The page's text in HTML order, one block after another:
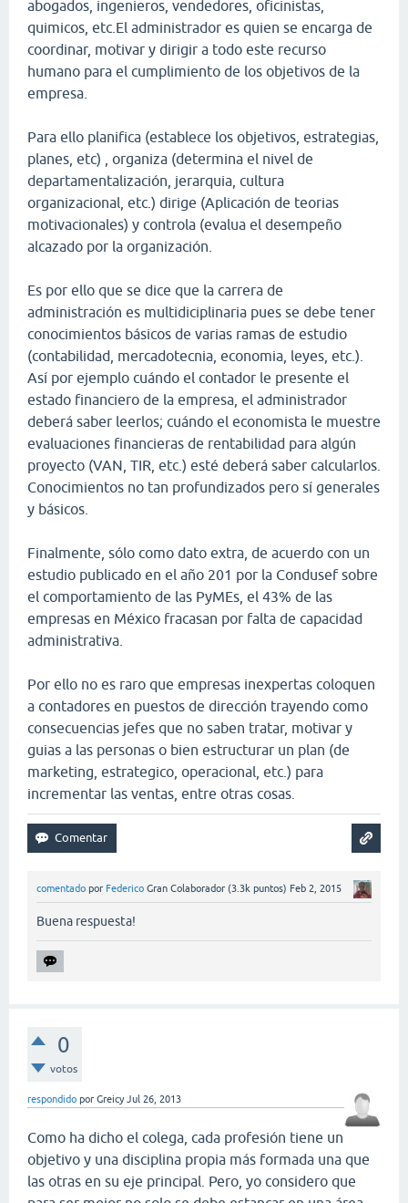
abogados, ingenieros, vendedores, oficinistas,
quimicos, etc.El administrador es quien se encarga de
coordinar, motivar y dirigir a todo este recurso
humano para el cumplimiento de los objetivos de la
empresa.
Para ello planifica (establece los objetivos, estrategias,
planes, etc) , organiza (determina el nivel de
departamentalización, jerarquia, cultura
organizacional, etc.) dirige (Aplicación de teorias
motivacionales) y controla (evalua el desempeño
alcazado por la organización.
Es por ello que se dice que la carrera de
administración es multidiciplinaria pues se debe tener
conocimientos básicos de varias ramas de estudio
(contabilidad, mercadotecnia, economia, leyes, etc.).
Así por ejemplo cuándo el contador le presente el
estado financiero de la empresa, el administrador
deberá saber leerlos; cuándo el economista le muestre
evaluaciones financieras de rentabilidad para algún
proyecto (VAN, TIR, etc.) esté deberá saber calcularlos.
Conocimientos no tan profundizados pero sí generales
y básicos.
Finalmente, sólo como dato extra, de acuerdo con un
estudio publicado en el año 201 por la Condusef sobre
el comportamiento de las PyMEs, el 43% de las
empresas en México fracasan por falta de capacidad
administrativa.
Por ello no es raro que empresas inexpertas coloquen
a contadores en puestos de dirección trayendo como
consecuencias jefes que no saben tratar, motivar y
guias a las personas o bien estructurar un plan (de
marketing, estrategico, operacional, etc.) para
incrementar las ventas, entre otras cosas.
comentado por Federico Gran Colaborador (3.3k puntos) Feb 2, 2015
Buena respuesta!
0
votos
respondido por Greicy Jul 26, 2013
Como ha dicho el colega, cada profesión tiene un
objetivo y una disciplina propia más formada una que
las otras en su eje principal. Pero, yo considero que